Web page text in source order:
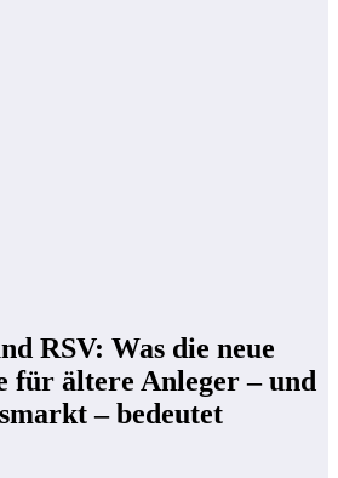
RSV: Was die neue
für ältere Anleger – und
– bedeutet